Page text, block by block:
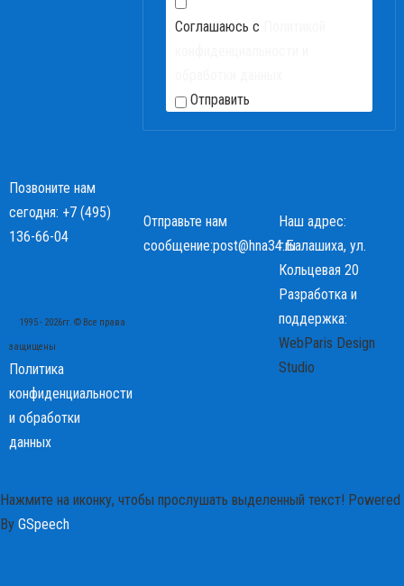
Соглашаюсь с
Отправить
Позвоните нам
сегодня: +7 (495)
136-66-04
Отправьте нам
сообщение:post@hna34.ru
Наш адрес:
г.Балашиха, ул.
Кольцевая 20
1995 - 2026гг. © Все права
защищены
Политика
конфиденциальности
и обработки
данных
Разработка и
поддержка:
WebParis Design
Studio
Нажмите на иконку, чтобы прослушать выделенный текст! Powered
By GSpeech